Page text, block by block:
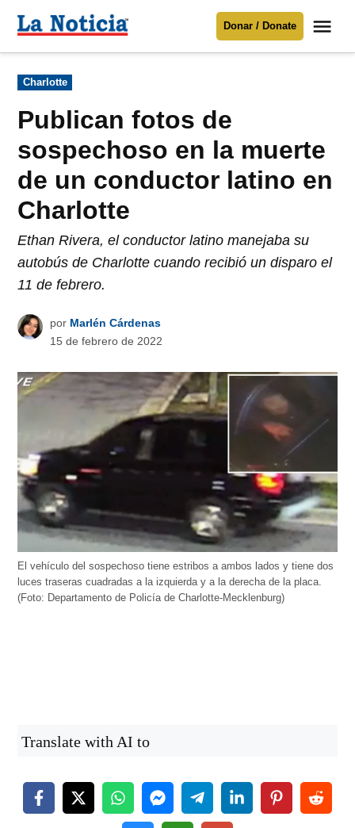
Para mantenerte informado necesitamos
Donar
contenido
Noticia
Donar / Donate
Publicado
en
Charlotte
Publican fotos de
sospechoso en la muerte
de un conductor latino en
Charlotte
Ethan Rivera, el conductor latino manejaba su
autobús de Charlotte cuando recibió un disparo el
11 de febrero.
por Marlén Cárdenas
15 de febrero de 2022
El vehículo del sospechoso tiene estribos a ambos lados y tiene dos
luces traseras cuadradas a la izquierda y a la derecha de la placa.
(Foto: Departamento de Policía de Charlotte-Mecklenburg)
Translate with AI to